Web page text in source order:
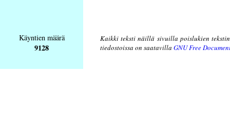
Käyntien määrä
9128
Kaikki teksti näillä sivuilla poislukien
tiedostoissa on saatavilla GNU Free